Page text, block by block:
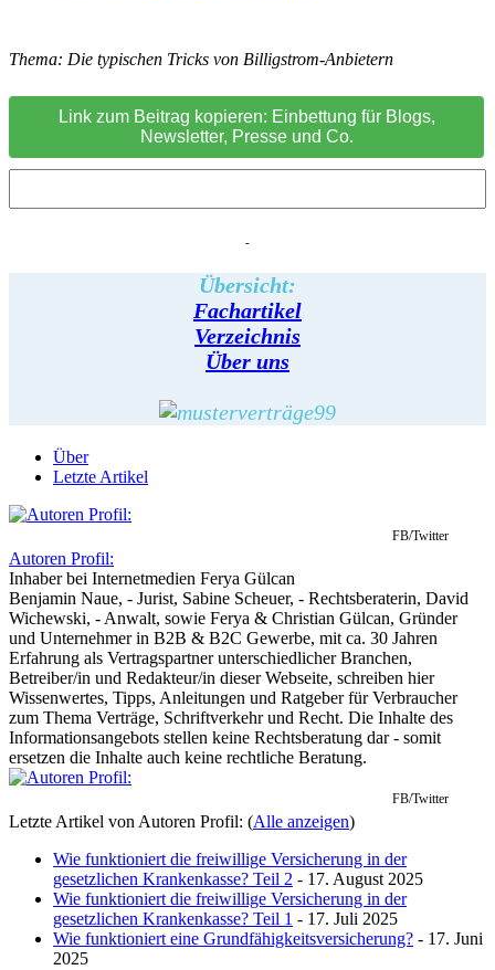
Thema: Die typischen Tricks von Billigstrom-Anbietern
Link zum Beitrag kopieren: Einbettung für Blogs,
Newsletter, Presse und Co.
-
Übersicht:
Fachartikel
Verzeichnis
Über uns
Über
Letzte Artikel
FB/Twitter
Autoren Profil:
Inhaberbei Internetmedien Ferya Gülcan
Benjamin Naue, - Jurist, Sabine Scheuer, - Rechtsberaterin, David
Wichewski, - Anwalt, sowie Ferya & Christian Gülcan, Gründer
und Unternehmer in B2B & B2C Gewerbe, mit ca. 30 Jahren
Erfahrung als Vertragspartner unterschiedlicher Branchen,
Betreiber/in und Redakteur/in dieser Webseite, schreiben hier
Wissenwertes, Tipps, Anleitungen und Ratgeber für Verbraucher
zum Thema Verträge, Schriftverkehr und Recht. Die Inhalte des
Informationsangebots stellen keine Rechtsberatung dar - somit
ersetzen die Inhalte auch keine rechtliche Beratung.
FB/Twitter
Letzte Artikel von Autoren Profil: (Alle anzeigen)
Wie funktioniert die freiwillige Versicherung in der
gesetzlichen Krankenkasse? Teil 2 - 17. August 2025
Wie funktioniert die freiwillige Versicherung in der
gesetzlichen Krankenkasse? Teil 1 - 17. Juli 2025
Wie funktioniert eine Grundfähigkeitsversicherung? - 17. Juni
2025